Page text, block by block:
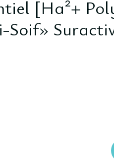
[Ha²+
Soif»